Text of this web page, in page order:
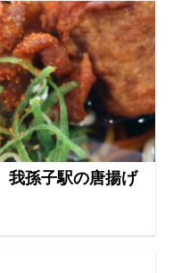
我孫子駅の唐揚げ